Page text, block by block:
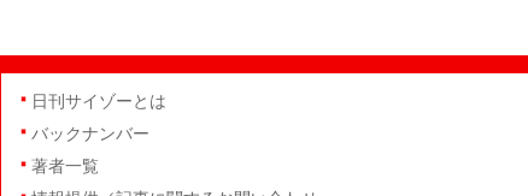
日刊サイゾーとは
バックナンバー
著者一覧